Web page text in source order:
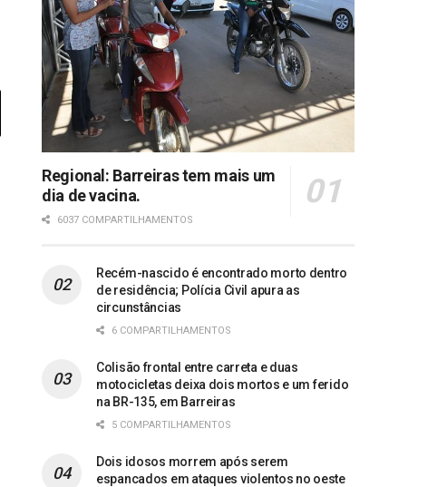
Regional: Barreiras tem mais um
dia de vacina.
6037 COMPARTILHAMENTOS
Recém-nascido é encontrado morto dentro
de residência; Polícia Civil apura as
circunstâncias
6 COMPARTILHAMENTOS
Colisão frontal entre carreta e duas
motocicletas deixa dois mortos e um ferido
na BR-135, em Barreiras
5 COMPARTILHAMENTOS
Dois idosos morrem após serem
espancados em ataques violentos no oeste